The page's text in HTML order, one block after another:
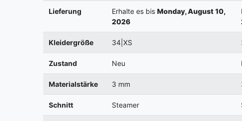
Lieferung Erhalte es bis Monday, August 10,
2026
Kleidergröße 34|XS
Zustand Neu
Materialstärke 3 mm
Schnitt Steamer